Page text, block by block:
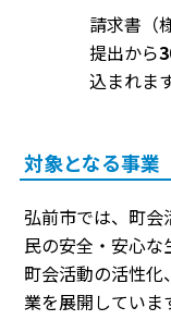
請求書（
提出から
込まれます
対象となる事業
弘前市では、町会
民の安全・安心な
町会活動の活性
業を展開していま